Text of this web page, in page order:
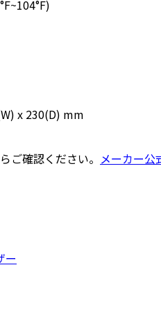
x 230(D) mm
ご確認ください。 メーカー公
ー